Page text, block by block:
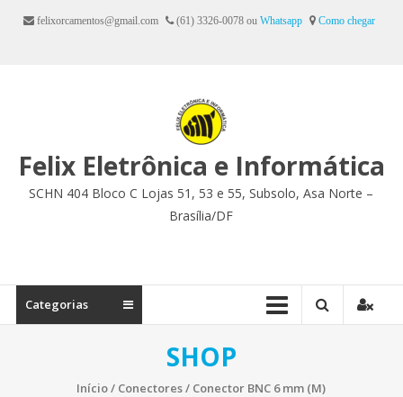
para
felixorcamentos@gmail.com (61) 3326-0078 ou Whatsapp Como chegar
Felix Eletrônica e Informática
SCHN 404 Bloco C Lojas 51, 53 e 55, Subsolo, Asa Norte –
Brasília/DF
Categorias
SHOP
Início/ Conectores/ Conector BNC 6 mm (M)